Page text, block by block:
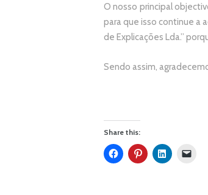
O nosso principal
para que isso continue a
de Explicações Lda.”
Sendo assim,
Share this: